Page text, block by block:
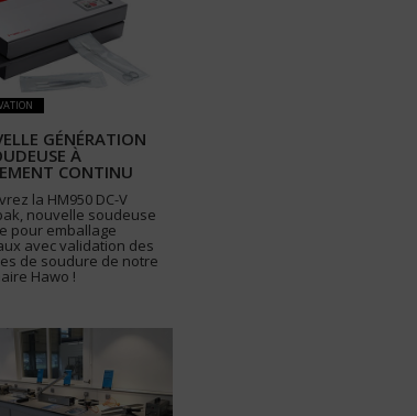
GÉNÉRATION
À
CONTINU
la HM950 DC-V
nouvelle soudeuse
pour emballage
avec validation des
de soudure de notre
Hawo !